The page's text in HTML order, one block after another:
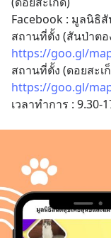
Facebook : มูลนิธิ
https://goo.gl/
https://goo.gl/
เวลาทำการ : 9.30-